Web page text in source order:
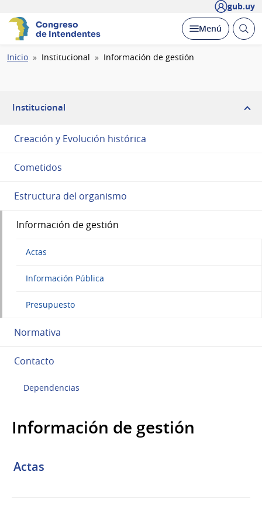
gub.uy
Congreso
de Intendentes
Desplegar
Menú Abrir
Ruta
Inicio Institucional Información de gestión
Institucional
Creación y Evolución histórica
Cometidos
Estructura del organismo
Información de gestión
Actas
Información Pública
Presupuesto
Normativa
Contacto
Dependencias
Información de gestión
Actas